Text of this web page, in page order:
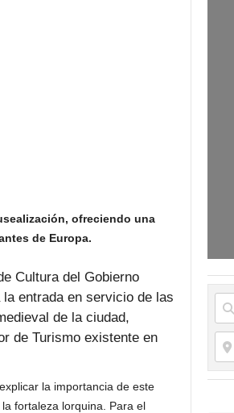
ofreciendo una
de Europa.
Cultura del Gobierno
entrada en servicio de las
de la ciudad,
de Turismo existente en
la importancia de este
fortaleza lorquina. Para el